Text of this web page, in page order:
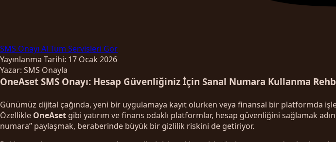
SMS Onayı Al Tüm Servisleri Gör
Yayınlanma Tarihi: 17 Ocak 2026
Yazar: SMS Onayla
OneAset SMS Onayı: Hesap Güvenliğiniz İçin Sanal Numara Kullanma
Günümüz dijital çağında, yeni bir uygulamaya kayıt olurken veya finansal bir platformda
Özellikle OneAset gibi yatırım ve finans odaklı platformlar, hesap güvenliğini sağlamak
numara” paylaşmak, beraberinde büyük bir gizlilik riskini de getiriyor.